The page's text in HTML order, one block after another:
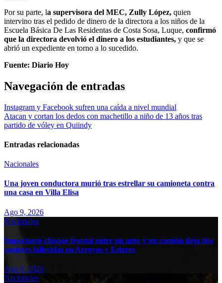
Por su parte, la supervisora del MEC, Zully López, quien
intervino tras el pedido de dinero de la directora a los niños de la
Escuela Básica De Las Residentas de Costa Sosa, Luque, confirmó
que la directora devolvió el dinero a los estudiantes, y que se
abrió un expediente en torno a lo sucedido.
Fuente: Diario Hoy
Navegación de entradas
Instagram y Facebook sufren una caída a nivel mundial
Atacan y cortan los dedos con machetillo a niño de 13 años tras
partido de vóley en Quiindy
Entradas relacionadas
Nacionales
Una joven conductora murió tras estrellar su camioneta contra
una casa en Villa Elisa
Ago 9, 2026
Nacionales
Impactante choque frontal entre un auto y un camión deja dos
mujeres fallecidas en Arroyos y Esteros
Ago 9, 2026
Nacionales